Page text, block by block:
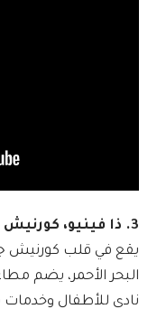
3. ذا فينيو، كورنيش جدة
يقع في قلب كورنيش
البحر الأحمر، يضم
نادي للأطفال وخدمات